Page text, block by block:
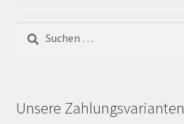
nach:
Unsere Zahlungsvarianten